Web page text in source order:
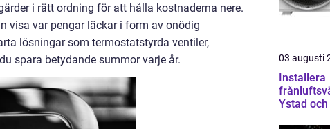
i rätt ordning för att hålla kostnaderna nere.
visa var pengar läckar i form av onödig
lösningar som termostatstyrda ventiler,
spara betydande summor varje år.
03 augusti
Installera
Ystad